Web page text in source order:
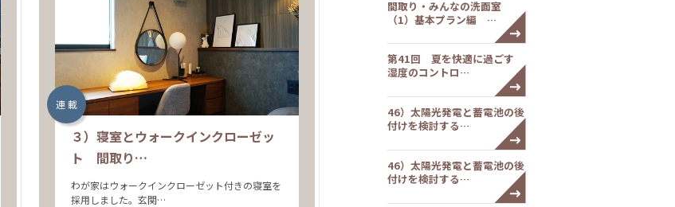
連 載
３）寝室とウォークインクローゼッ
ト 間取り…
わが家はウォークインクローゼット付きの寝室を
採用しました。玄関…
間取り・みんなの洗面室
（1）基本プラン編 …
第41回 夏を快適に過ごす
湿度のコントロ…
46）太陽光発電と蓄電池の後
付けを検討する…
46）太陽光発電と蓄電池の後
付けを検討する…